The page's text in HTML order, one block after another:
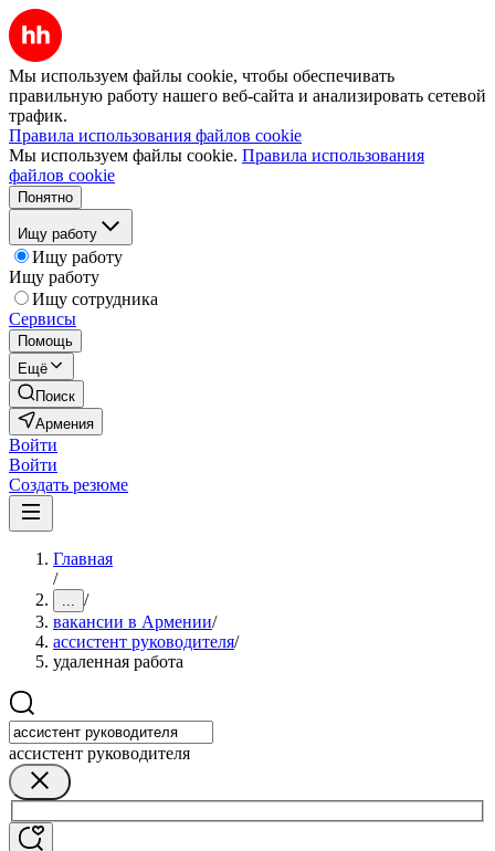
Мы используем файлы cookie, чтобы обеспечивать
правильную работу нашего веб-сайта и анализировать сетевой
трафик.
Правила использования файлов cookie
Мы используем файлы cookie. Правила использования
файлов cookie
Понятно
Ищу работу
Ищу работу
Ищу работу
Ищу сотрудника
Сервисы
Помощь
Ещё
Поиск
Армения
Войти
Войти
Создать резюме
Главная
/
... /
вакансии в Армении/
ассистент руководителя/
удаленная работа
ассистент руководителя